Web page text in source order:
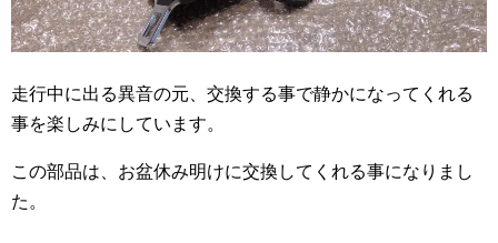
走行中に出る異音の元、交換する事で静かになってくれる
事を楽しみにしています。
この部品は、お盆休み明けに交換してくれる事になりまし
た。